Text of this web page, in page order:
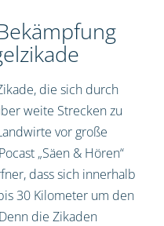
die sich durch
weite Strecken zu
vor große
„Säen & Hören“
dass sich innerhalb
30 Kilometer um den
die Zikaden